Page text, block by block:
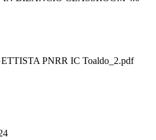
PNRR IC Toaldo_2.pdf